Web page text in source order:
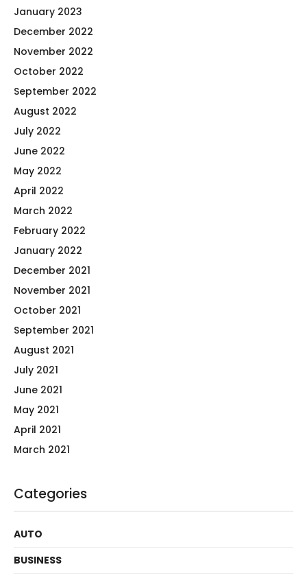
January 2023
December 2022
November 2022
October 2022
September 2022
August 2022
July 2022
June 2022
May 2022
April 2022
March 2022
February 2022
January 2022
December 2021
November 2021
October 2021
September 2021
August 2021
July 2021
June 2021
May 2021
April 2021
March 2021
Categories
AUTO
BUSINESS